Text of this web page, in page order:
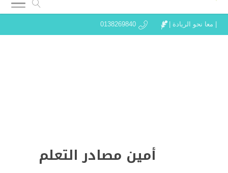
| معا نحو الريادة | 0138269840
أمين مصادر التعلم